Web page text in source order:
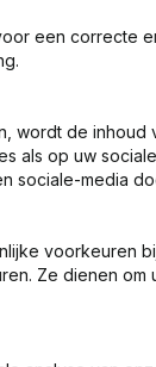
een correcte
wordt de
als op uw
sociale-media
voorkeuren
Ze dienen